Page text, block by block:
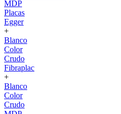
MDP
Placas
Egger
+
Blanco
Color
Crudo
Fibraplac
+
Blanco
Color
Crudo